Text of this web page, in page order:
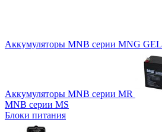
Аккумуляторы MNB серии MNG GEL
Аккумуляторы MNB серии MR
MNB серии MS
Блоки питания